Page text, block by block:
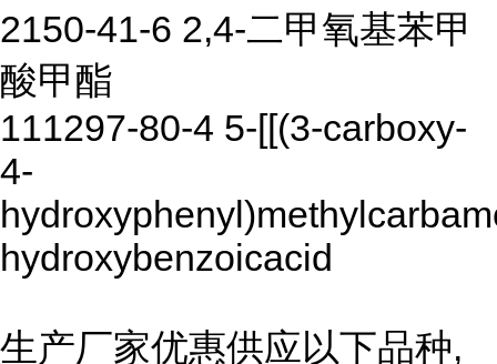
2150-41-6 2,4-二甲氧基苯甲
酸甲酯
111297-80-4 5-[[(3-carboxy-
4-
hydroxybenzoicacid
生产厂家优惠供应以下品种,